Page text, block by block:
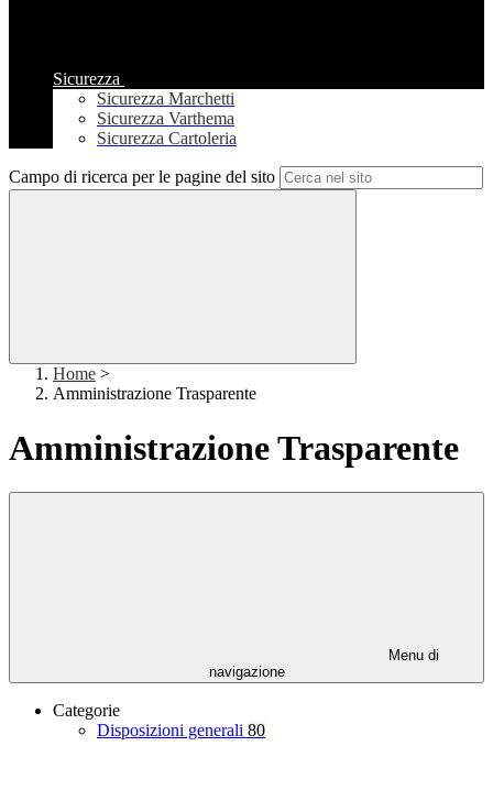
Sicurezza
Sicurezza Marchetti
Sicurezza Varthema
Sicurezza Cartoleria
Campo di ricerca per le pagine del sito
Home >
Amministrazione Trasparente
Amministrazione Trasparente
Menu di
navigazione
Categorie
Disposizioni generali 80